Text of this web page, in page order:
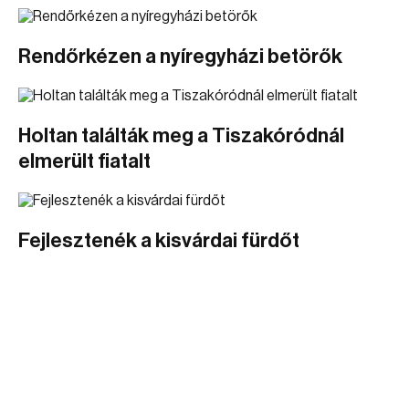
Rendőrkézen a nyíregyházi betörők
Holtan találták meg a Tiszakóródnál
elmerült fiatalt
Fejlesztenék a kisvárdai fürdőt